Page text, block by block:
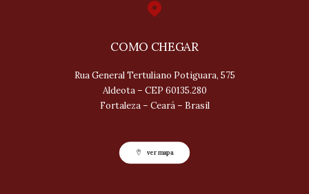
COMO CHEGAR
Rua General Tertuliano Potiguara, 575
Aldeota – CEP 60135.280
Fortaleza – Ceará – Brasil
ver mapa